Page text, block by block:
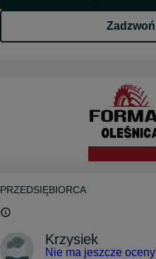
Zadzwoń
PRZEDSIĘBIORCA
Krzysiek
Nie ma jeszcze oceny